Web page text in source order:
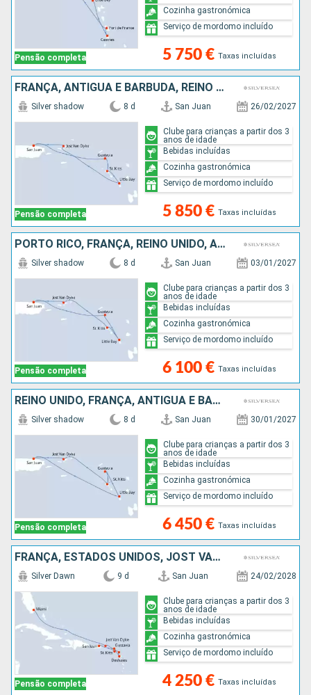
Pensão completa 5 750 € Taxas incluídas
Cozinha gastronómica
Serviço de mordomo incluído
FRANÇA, ANTÍGUA E BARBUDA, REINO UNIDO, JOST VAN DYKE, PORTO RICO
Pensão completa
Silver shadow 8 d San Juan 26/02/2027
5 850 € Taxas incluídas
Clube para crianças a partir dos 3
anos de idade
Bebidas incluídas
Cozinha gastronómica
Serviço de mordomo incluído
PORTO RICO, FRANÇA, REINO UNIDO, ANTÍGUA E BARBUDA, JOST VAN DYKE
Pensão completa
Silver shadow 8 d San Juan 03/01/2027
6 100 € Taxas incluídas
Clube para crianças a partir dos 3
anos de idade
Bebidas incluídas
Cozinha gastronómica
Serviço de mordomo incluído
REINO UNIDO, FRANÇA, ANTÍGUA E BARBUDA, JOST VAN DYKE, PORTO RICO
Pensão completa
Silver shadow 8 d San Juan 30/01/2027
6 450 € Taxas incluídas
Clube para crianças a partir dos 3
anos de idade
Bebidas incluídas
Cozinha gastronómica
Serviço de mordomo incluído
FRANÇA, ESTADOS UNIDOS, JOST VAN DYKE, ANTÍGUA E BARBUDA, PORTO RICO
Pensão completa
Silver Dawn 9 d San Juan 24/02/2028
4 250 € Taxas incluídas
Clube para crianças a partir dos 3
anos de idade
Bebidas incluídas
Cozinha gastronómica
Serviço de mordomo incluído